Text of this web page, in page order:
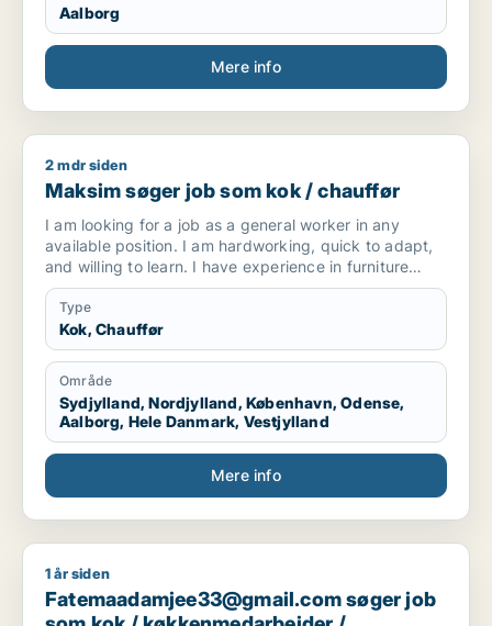
Aalborg
Mere info
Maksim søger job som kok / chauffør
2 mdr siden
Maksim søger job som kok / chauffør
I am looking for a job as a general worker in any
available position. I am hardworking, quick to adapt,
and willing to learn. I have experience in furniture
making and upholstery, but I am open to any kind of
work opportunity.
Type
Kok, Chauffør
Område
Sydjylland, Nordjylland, København, Odense,
Aalborg, Hele Danmark, Vestjylland
Mere info
Fatemaadamjee33@gmail.com søger job som kok /
1 år siden
Fatemaadamjee33@gmail.com søger job